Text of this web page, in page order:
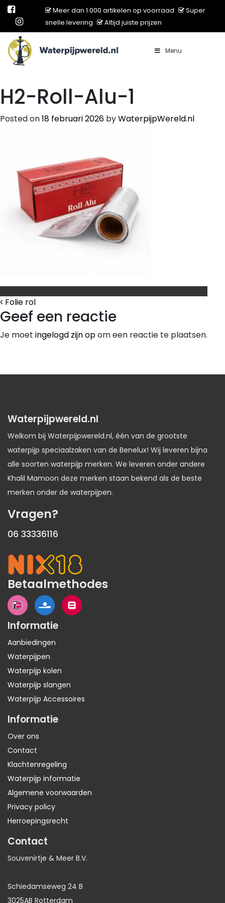
Meer dan 1.000 artikelen op voorraad
Super
snelle levering
Altijd juiste prijzen
Main Navigation Menu
H2-Roll-Alu-1
Posted on18 februari 2026 byWaterpijpWereld.nl
Bericht Navigatie
Folie rol
Geef een reactie
Je moet ingelogd zijn opom een reactie te plaatsen.
Waterpijpwereld.nl
Welkom bij Waterpijpwereld.nl, één van de grootste
waterpijp speciaalzaken van de Benelux! Wij leveren bijna
alle soorten waterpijp merken. We leveren onder andere
Khalil Mamoon deze merken staan bekend als de beste
merken onder de waterpijpen.
Vragen?
06 33336116
Betaalmethodes
Informatie
Aanbiedingen
Waterpijpen
Waterpijp kolen
Waterpijp slangen
Waterpijp Accessoires
Informatie
Over ons
Contact
Klachtenregeling
Waterpijp informatie
Algemene voorwaarden
Privacy policy
Herroepingsrecht
Contact
Souvenirtje & Meer B.V.
Schiedamseweg 24 B
3025AB Rotterdam